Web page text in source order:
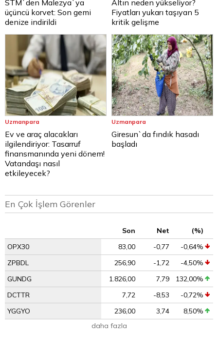
STM`den Malezya`ya
üçüncü korvet: Son gemi
denize indirildi
Altın neden yükseliyor?
Fiyatları yukarı taşıyan 5
kritik gelişme
Uzmanpara
Ev ve araç alacakları
ilgilendiriyor: Tasarruf
finansmanında yeni dönem!
Vatandaşı nasıl
etkileyecek?
Uzmanpara
Giresun`da fındık hasadı
başladı
En Çok İşlem Görenler
Son Net
(%)
OPX30
83,00 -0,77
-0,64%
ZPBDL
256,90 -1,72
-4,50%
GUNDG
1.826,00 7,79
132,00%
DCTTR
7,72 -8,53
-0,72%
YGGYO
236,00 3,74
8,50%
daha fazla